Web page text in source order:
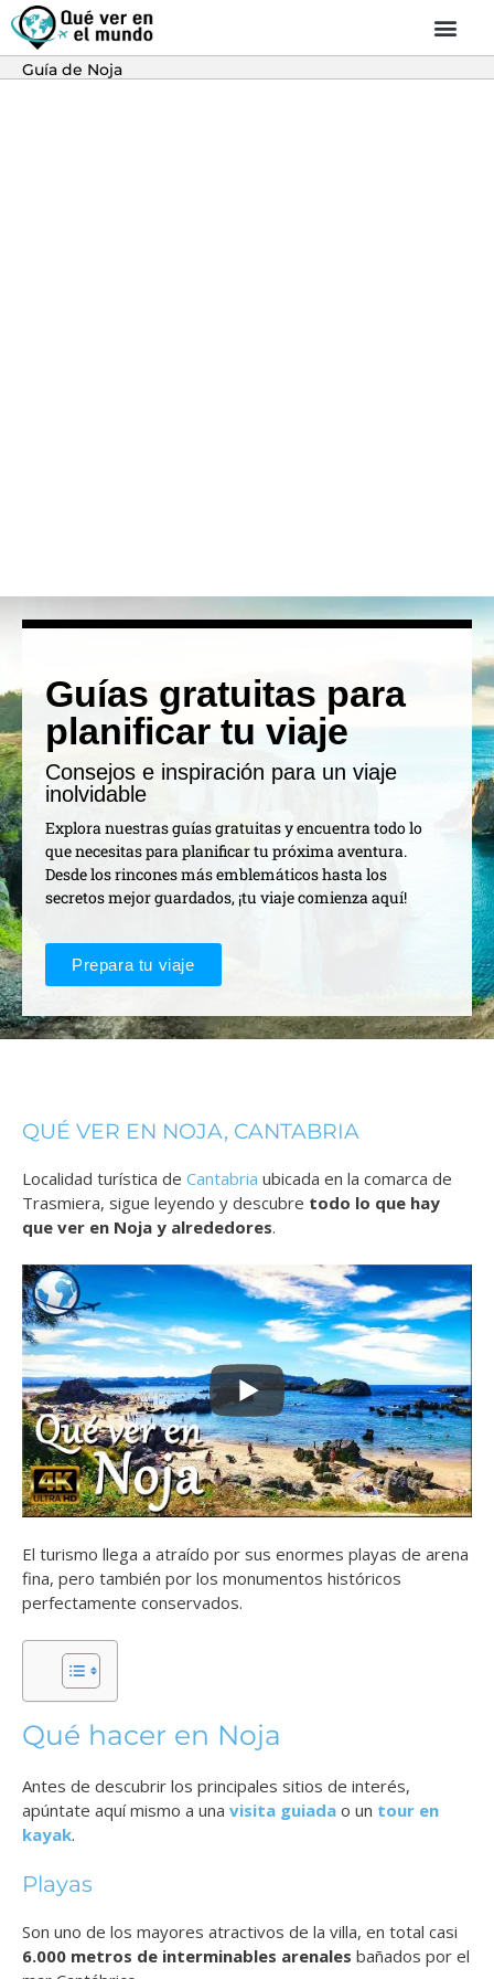
Guía de Noja
Guías gratuitas para
planificar tu viaje
Consejos e inspiración para un viaje
inolvidable
Explora nuestras guías gratuitas y encuentra todo lo
que necesitas para planificar tu próxima aventura.
Desde los rincones más emblemáticos hasta los
secretos mejor guardados, ¡tu viaje comienza aquí!
Prepara tu viaje
QUÉ VER EN NOJA, CANTABRIA
Localidad turística de Cantabria ubicada en la comarca de
Trasmiera, sigue leyendo y descubre todo lo que hay
que ver en Noja y alrededores.
El turismo llega a atraído por sus enormes playas de arena
fina, pero también por los monumentos históricos
perfectamente conservados.
Qué hacer en Noja
Antes de descubrir los principales sitios de interés,
apúntate aquí mismo a una visita guiada o un tour en
kayak.
Playas
Son uno de los mayores atractivos de la villa, en total casi
6.000 metros de interminables arenales bañados por el